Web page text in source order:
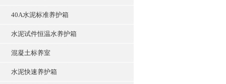
40A水泥标准养护箱
水泥试件恒温水养护箱
混凝土标养室
水泥快速养护箱